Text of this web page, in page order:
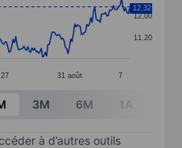
categories.
values. Data ranges
27 31 août 7
11,20
12,00
12,32
3M 6M 1A
à d’autres outils